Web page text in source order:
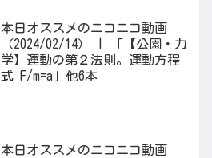
本日オススメのニコニコ動画
（2024/02/14） | 「【公園・力
学】運動の第２法則。運動方程
式 F/m=a」他6本
本日オススメのニコニコ動画